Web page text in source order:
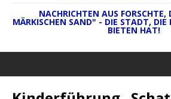
NACHRICHTEN AUS FORSCHTE,
MÄRKISCHEN SAND" - DIE STADT, DIE
BIETEN HAT!